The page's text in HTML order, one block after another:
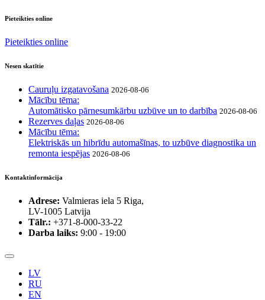
Pieteikties online
Pieteikties online
Nesen skatītie
Cauruļu izgatavošana 2026-08-06
Mācību tēma:
Automātisko pārnesumkārbu uzbūve un to darbība 2026-08-06
Rezerves daļas 2026-08-06
Mācību tēma:
Elektriskās un hibrīdu automašīnas, to uzbūve diagnostika un
remonta iespējas 2026-08-06
Kontaktinformācija
Adrese: Valmieras iela 5 Riga,
LV-1005 Latvija
Tālr.: +371-8-000-33-22
Darba laiks: 9:00 - 19:00
LV
RU
EN